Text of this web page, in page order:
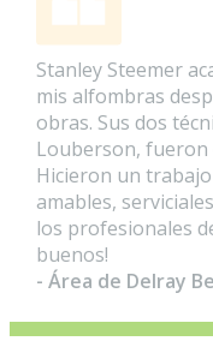
Stanley Steemer
mis alfombras
obras. Sus dos
Louberson, fueron
Hicieron un
amables,
los profesionales
buenos!
- Área de Delray